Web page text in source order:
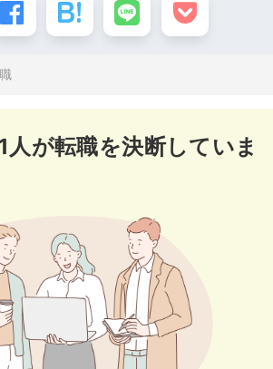
が転職を決断していま